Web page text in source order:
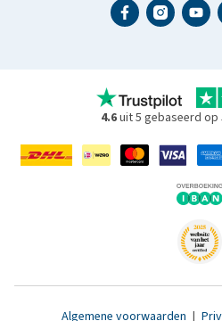
4.6uit 5 gebaseerd op
Algemene voorwaarden |